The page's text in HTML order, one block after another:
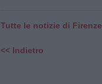
Tutte le notizie di Firenze
<< Indietro